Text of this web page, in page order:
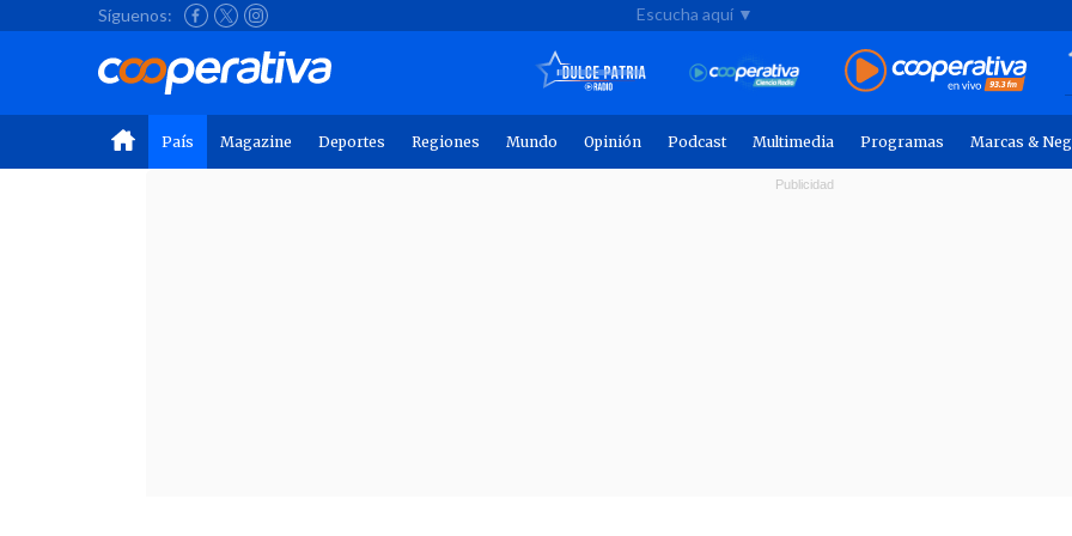
Síguenos: Escucha aquí ▼
País Magazine Deportes Regiones Mundo Opinión Podcast Multimedia Programas Marcas &